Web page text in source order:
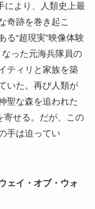
により、人類史上最
奇跡を巻き起こ
る“超現実”映像体験
った元海兵隊員の
ティリと家族を築
いた。再び人類が
聖な森を追われた
寄せる。だが、この
手は迫ってい
ェイ・オブ・ウォ